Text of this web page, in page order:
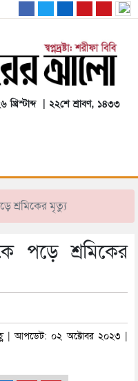
| ২২শে শ্রাবণ, ১৪৩৩
শ্রমিকের মৃত্যু
পড়ে শ্রমিকের
| আপডেট: ০২ অক্টোবর ২০২৩ |